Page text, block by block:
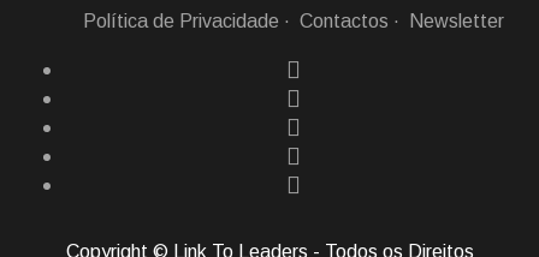
Política de Privacidade
Contactos Newsletter
Copyright © Link To Leaders - Todos os Direitos